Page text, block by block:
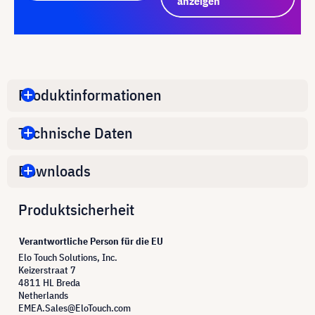
Produktinformationen
Technische Daten
Downloads
Produktsicherheit
Verantwortliche Person für die EU
Elo Touch Solutions, Inc.
Keizerstraat 7
4811 HL Breda
Netherlands
EMEA.Sales@EloTouch.com